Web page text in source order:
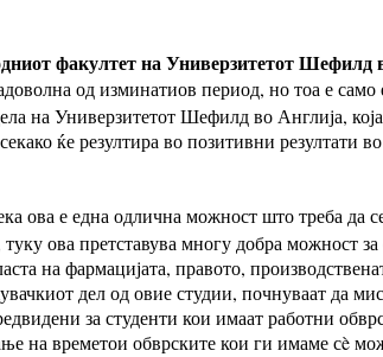
факултет на Универзитетот Шефилд
од изминатиов период, но тоа е само
на Универзитетот Шефилд во Англија, која
ќе резултира во позитивни резултати во
ова е една одлична можност што треба да
ова претставува многу добра можност за
на фармацијата, правото,
дел од овие студии, почнуваат да
за студенти кои имаат работни
на времетои обврските кои ги имаме сè